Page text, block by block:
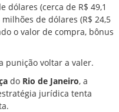
dólares (cerca de R$ 49,1
de dólares (R$ 24,5
o valor de compra, bônus
punição voltar a valer.
do Rio de Janeiro, a
jurídica tenta